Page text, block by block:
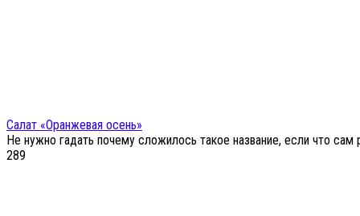
Салат «Оранжевая осень»
Не нужно гадать почему сложилось такое название, если что
289